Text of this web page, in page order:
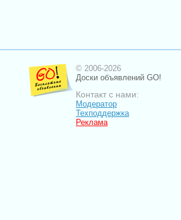
© 2006-2026
Доски объявлений GO!
Контакт с нами:
Модератор
Техподдержка
Реклама